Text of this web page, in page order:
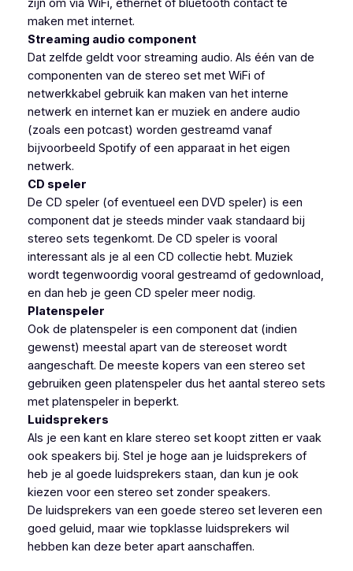
zijn om via WiFi, ethernet of bluetooth contact te
maken met internet.
Streaming audio component
Dat zelfde geldt voor streaming audio. Als één van de
componenten van de stereo set met WiFi of
netwerkkabel gebruik kan maken van het interne
netwerk en internet kan er muziek en andere audio
(zoals een potcast) worden gestreamd vanaf
bijvoorbeeld Spotify of een apparaat in het eigen
netwerk.
CD speler
De CD speler (of eventueel een DVD speler) is een
component dat je steeds minder vaak standaard bij
stereo sets tegenkomt. De CD speler is vooral
interessant als je al een CD collectie hebt. Muziek
wordt tegenwoordig vooral gestreamd of gedownload,
en dan heb je geen CD speler meer nodig.
Platenspeler
Ook de platenspeler is een component dat (indien
gewenst) meestal apart van de stereoset wordt
aangeschaft. De meeste kopers van een stereo set
gebruiken geen platenspeler dus het aantal stereo sets
met platenspeler in beperkt.
Luidsprekers
Als je een kant en klare stereo set koopt zitten er vaak
ook speakers bij. Stel je hoge aan je luidsprekers of
heb je al goede luidsprekers staan, dan kun je ook
kiezen voor een stereo set zonder speakers.
De luidsprekers van een goede stereo set leveren een
goed geluid, maar wie topklasse luidsprekers wil
hebben kan deze beter apart aanschaffen.